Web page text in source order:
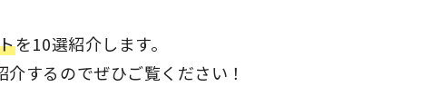
を10選紹介します。
するのでぜひご覧ください！